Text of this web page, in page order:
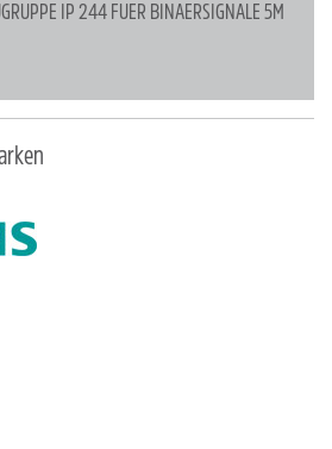
IP 244 FUER BINAERSIGNALE 5M